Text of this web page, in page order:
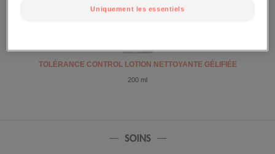
TOLÉRANCE CONTROL LOTION NETTOYANTE GÉLIFIÉE
200 ml
SOINS
Uniquement les essentiels